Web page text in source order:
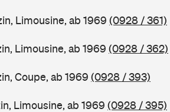
Limousine, ab 1969 (0928 / 361)
Limousine, ab 1969 (0928 / 362)
Coupe, ab 1969 (0928 / 393)
Limousine, ab 1969 (0928 / 395)